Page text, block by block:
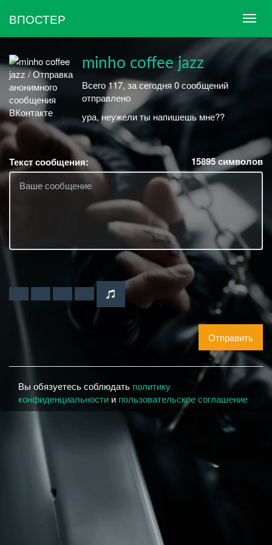
ВПОСТЕР
minho coffee jazz
Всего 117, за сегодня 0 сообщений
отправлено
ура, неужели ты напишешь мне??
Текст сообщения: 15895символов
Отправить
Вы обязуетесь соблюдать политику
конфиденциальности и пользовательское соглашение